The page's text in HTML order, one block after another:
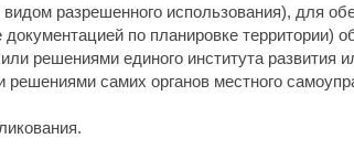
разрешенного использования), для
по планировке территории)
решениями единого института развития
решениями самих органов местного